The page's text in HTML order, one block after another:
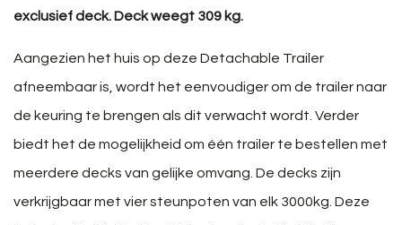
exclusief deck. Deck weegt 309 kg.
Aangezien het huis op deze Detachable Trailer
afneembaar is, wordt het eenvoudiger om de trailer naar
de keuring te brengen als dit verwacht wordt. Verder
biedt het de mogelijkheid om één trailer te bestellen met
meerdere decks van gelijke omvang. De decks zijn
verkrijgbaar met vier steunpoten van elk 3000kg. Deze